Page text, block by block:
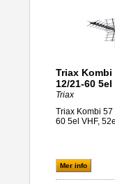
Triax Kombi
12/21-60 5el
UHF
Triax
Triax Kombi
60 5el VHF,
Mer info